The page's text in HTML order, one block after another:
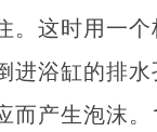
这时用一
浴缸的排
产生泡沫